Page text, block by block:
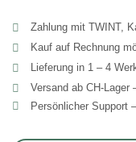
Zahlung mit TWINT,
Kauf auf Rechnung
Lieferung in 1 – 4
Versand ab CH‑Lager
Persönlicher Support